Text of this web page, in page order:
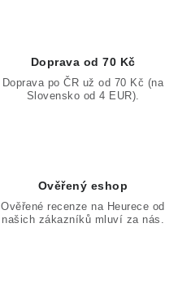
Doprava od 70 Kč
Doprava po ČR už od 70 Kč (na
Slovensko od 4 EUR).
Ověřený eshop
Ověřené recenze na Heurece od
našich zákazníků mluví za nás.